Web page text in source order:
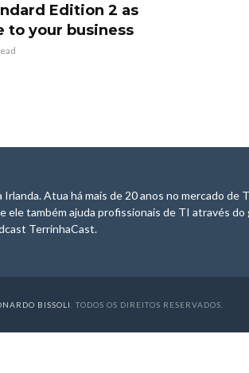
Edition 2 as
to your business
Atua há mais de 20 anos no mercado de
também ajuda profissionais de TI através
TerrinhaCast.
BISSOLI . TODOS OS DIREITOS RESERVADOS